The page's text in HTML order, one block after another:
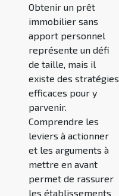
Obtenir un prêt
immobilier sans
apport personnel
représente un défi
de taille, mais il
existe des stratégies
efficaces pour y
parvenir.
Comprendre les
leviers à actionner
et les arguments à
mettre en avant
permet de rassurer
les établissements